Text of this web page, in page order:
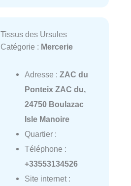
Tissus des Ursules
Catégorie : Mercerie
Adresse : ZAC du
Ponteix ZAC du,
24750 Boulazac
Isle Manoire
Quartier :
Téléphone :
+33553134526
Site internet :